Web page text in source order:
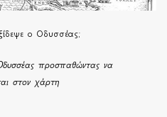
ο Οδυσσέας;
προσπαθώντας να
στον χάρτη